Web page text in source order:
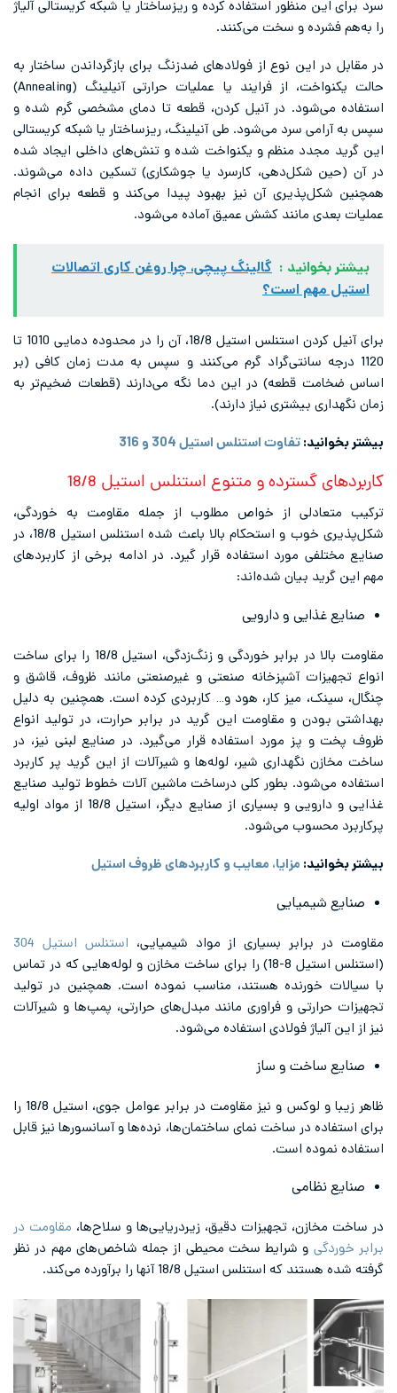
منظور استفاده کرده و ریزساختار یا شبکه کریستالی آلیاژ
و سخت می‌کنند.
نوع از فولادهای ضدزنگ برای بازگرداندن ساختار به
حالت یکنواخت، از فرایند یا عملیات حرارتی آنیلینگ (Annealing)
در آنیل کردن، قطعه تا دمای مشخصی گرم شده و
سرد می‌شود. طی آنیلینگ، ریزساختار یا شبکه کریستالی
منظم و یکنواخت شده و تنش‌های داخلی ایجاد شده
کارسرد یا جوشکاری) تسکین داده می‌شوند.
آن نیز بهبود پیدا می‌کند و قطعه برای انجام
مانند کشش عمیق آماده می‌شود.
: گالینگ پیچی، چرا روغن کاری اتصالات
است؟
برای آنیل کردن استنلس استیل 18/8، آن را در محدوده دمایی 1010 تا
سانتی‌گراد گرم می‌کنند و سپس به مدت زمان کافی (بر
قطعه) در این دما نگه می‌دارند (قطعات ضخیم‌تر به
بیشتری نیاز دارند).
تفاوت استنلس استیل 304 و 316
گسترده و متنوع استنلس استیل 18/8
از خواص مطلوب از جمله مقاومت به خوردگی،
شکل‌پذیری خوب و استحکام بالا باعث شده استنلس استیل 18/8، در
مورد استفاده قرار ‌گیرد. در ادامه برخی از کاربردهای
بیان شده‌اند:
و دارویی
مقاومت بالا در برابر خوردگی و زنگ‌زدگی، استیل 18/8 را برای ساخت
آشپزخانه صنعتی و غیرصنعتی مانند ظروف، قاشق و
میز کار، هود و… کاربردی کرده است. همچنین به دلیل
و مقاومت این گرید در برابر حرارت، در تولید انواع
مورد استفاده قرار می‌گیرد. در صنایع لبنی نیز، در
شیر، لوله‌ها و شیرآلات از این گرید پر کاربرد
بطور کلی درساخت ماشین آلات خطوط تولید صنایع
غذایی و دارویی و بسیاری از صنایع دیگر، استیل 18/8 از مواد اولیه
می‌شود.
مزایا، معایب و کاربردهای ظروف استیل
بسیاری از مواد شیمیایی،استنلس استیل 304
(استنلس استیل 8-18) را برای ساخت مخازن و لوله‌هایی که در تماس
هستند، مناسب نموده است. همچنین در تولید
و فراوری مانند مبدل‌های حرارتی، پمپ‌ها و شیرآلات
فولادی استفاده می‌شود.
و ساز
ظاهر زیبا و لوکس و نیز مقاومت در برابر عوامل جوی، استیل 18/8 را
در ساخت نمای ساختمان‌ها، نرده‌ها و آسانسورها نیز قابل
است.
تجهیزات دقیق، زیردریایی‌ها و سلاح‌ها،مقاومت در
و شرایط سخت محیطی از جمله شاخص‌های مهم در نظر
استیل 18/8 آنها را برآورده می‌کند.